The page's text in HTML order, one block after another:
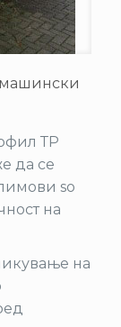
ТР
да се
so
на
на